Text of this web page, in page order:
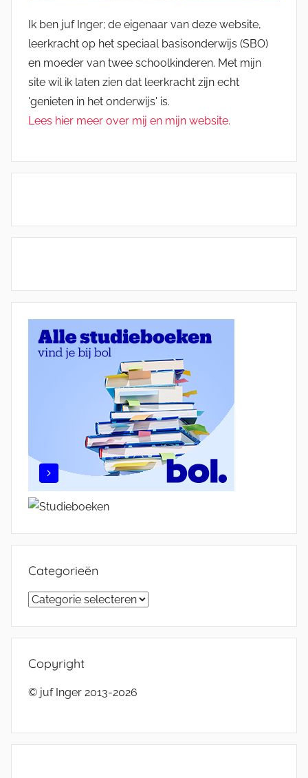
Ik ben juf Inger; de eigenaar van deze website,
leerkracht op het speciaal basisonderwijs (SBO)
en moeder van twee schoolkinderen. Met mijn
site wil ik laten zien dat leerkracht zijn echt
'genieten in het onderwijs' is.
Lees hier meer over mij en mijn website.
Categorieën
Categorieën
Copyright
© juf Inger 2013-2026